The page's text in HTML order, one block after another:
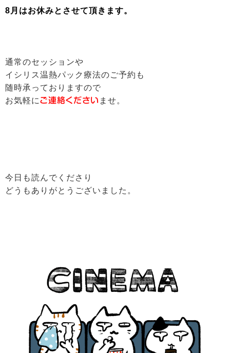
8月はお休みとさせて頂きます。
通常のセッションや
イシリス温熱パック療法のご予約も
随時承っておりますので
お気軽にご連絡ください ませ。
今日も読んでくださり
どうもありがとうございました。